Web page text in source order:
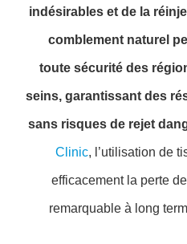
indésirables et de la
comblement naturel
toute sécurité des
seins, garantissant des
sans risques de rejet
Clinic, l’utilisation de
efficacement la perte
remarquable à long